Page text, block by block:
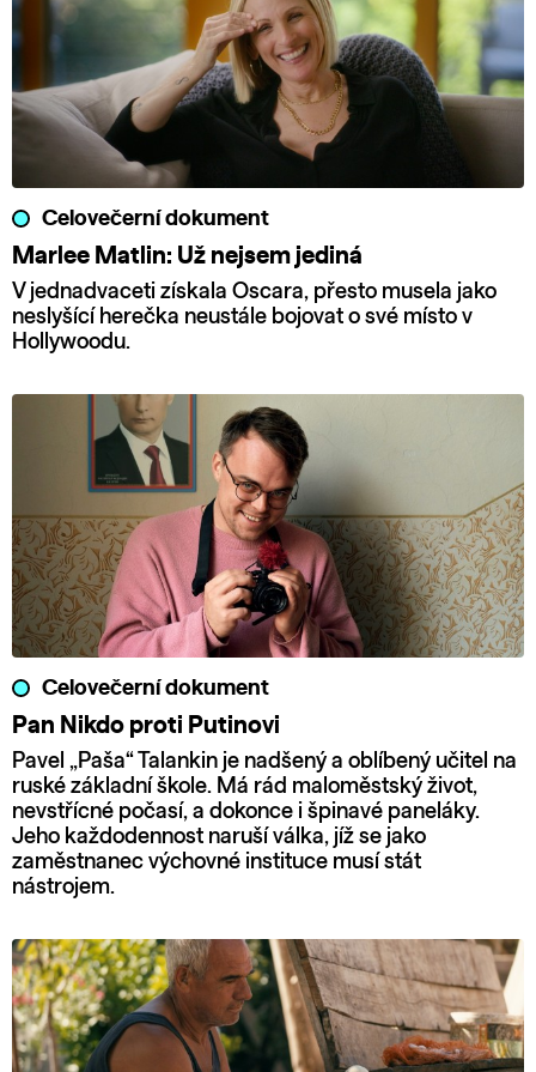
Celovečerní dokument
Marlee Matlin: Už nejsem jediná
V jednadvaceti získala Oscara, přesto musela jako
neslyšící herečka neustále bojovat o své místo v
Hollywoodu.
Celovečerní dokument
Pan Nikdo proti Putinovi
Pavel „Paša“ Talankin je nadšený a oblíbený učitel na
ruské základní škole. Má rád maloměstský život,
nevstřícné počasí, a dokonce i špinavé paneláky.
Jeho každodennost naruší válka, jíž se jako
zaměstnanec výchovné instituce musí stát
nástrojem.